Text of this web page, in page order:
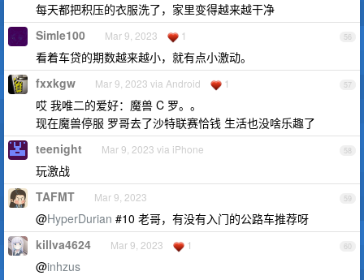
每天都把积压的衣服洗了，家里变得越来越干净
56
Simle100 Mar 9, 2023 1
看着车贷的期数越来越小，就有点小激动。
57
fxxkgw Mar 9, 2023 via Android 1
哎 我唯二的爱好：魔兽 C 罗。。
现在魔兽停服 罗哥去了沙特联赛恰钱 生活也没啥乐趣了
58
teenight Mar 9, 2023 via iPhone
玩激战
59
TAFMT Mar 9, 2023
@HyperDurian #10 老哥，有没有入门的公路车推荐呀
60
killva4624 Mar 9, 2023 1
@inhzus